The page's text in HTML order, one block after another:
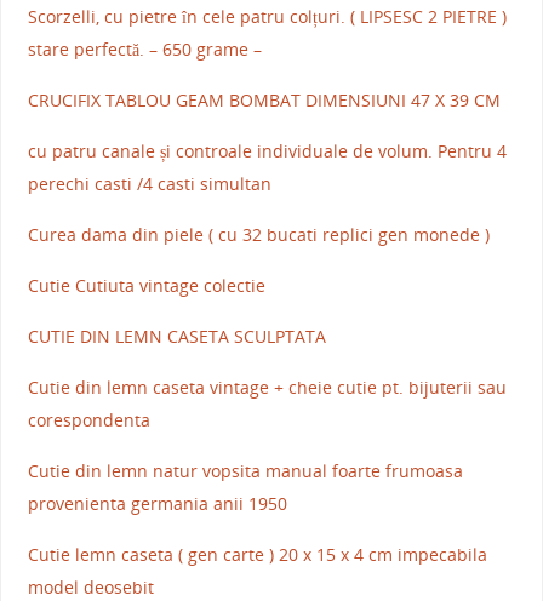
Scorzelli, cu pietre în cele patru colțuri. ( LIPSESC 2 PIETRE )
stare perfectă. – 650 grame –
CRUCIFIX TABLOU GEAM BOMBAT DIMENSIUNI 47 X 39 CM
cu patru canale și controale individuale de volum. Pentru 4
perechi casti /4 casti simultan
Curea dama din piele ( cu 32 bucati replici gen monede )
Cutie Cutiuta vintage colectie
CUTIE DIN LEMN CASETA SCULPTATA
Cutie din lemn caseta vintage + cheie cutie pt. bijuterii sau
corespondenta
Cutie din lemn natur vopsita manual foarte frumoasa
provenienta germania anii 1950
Cutie lemn caseta ( gen carte ) 20 x 15 x 4 cm impecabila
model deosebit